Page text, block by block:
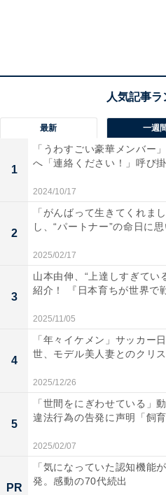
最新 一週
1
「うわすごい豪華メンバー
へ「連絡ください！」呼び
2024/10/17
2
「がんばって生きてくれま
し、“パートナー”の命日に
2025/02/17
3
山本由伸、“上達しすぎてい
紹介！ 『日本育ちが世界で
2025/11/05
4
「年々イケメン」サッカー
世、モデル美人妻とのクリ
2025/12/26
5
「世間をにぎわせている」
違法行為の告発に声明「飼
2025/02/07
PR
「気になっていた認知機能
発。感動の70代続出